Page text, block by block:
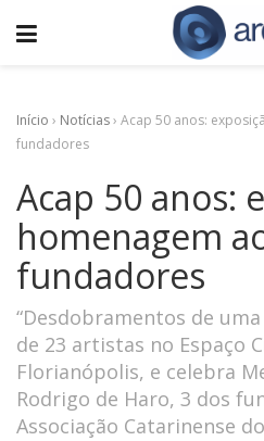
Início › Notícias› Acap 50 anos:
fundadores
Acap 50 anos:
homenagem
fundadores
“Desdobramentos de
de 23 artistas no Espaço
Florianópolis, e celebra
Rodrigo de Haro, 3 dos
Associação Catarinense